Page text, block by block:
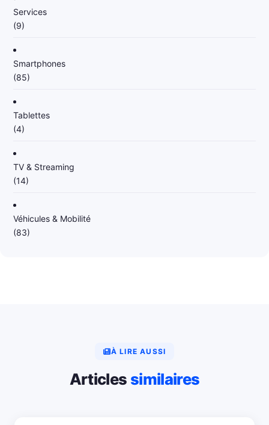
Services
(9)
Smartphones
(85)
Tablettes
(4)
TV & Streaming
(14)
Véhicules & Mobilité
(83)
À LIRE AUSSI
Articles similaires